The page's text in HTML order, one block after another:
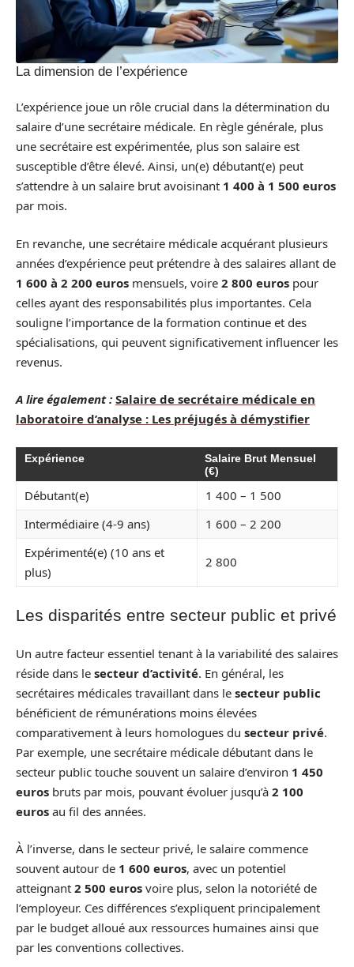
La dimension de l’expérience
L’expérience joue un rôle crucial dans la détermination du
salaire d’une secrétaire médicale. En règle générale, plus
une secrétaire est expérimentée, plus son salaire est
susceptible d’être élevé. Ainsi, un(e) débutant(e) peut
s’attendre à un salaire brut avoisinant 1 400 à 1 500 euros
par mois.
En revanche, une secrétaire médicale acquérant plusieurs
années d’expérience peut prétendre à des salaires allant de
1 600 à 2 200 euros mensuels, voire 2 800 euros pour
celles ayant des responsabilités plus importantes. Cela
souligne l’importance de la formation continue et des
spécialisations, qui peuvent significativement influencer les
revenus.
A lire également : Salaire de secrétaire médicale en
laboratoire d’analyse : Les préjugés à démystifier
Expérience
Salaire Brut Mensuel
(€)
Débutant(e)
1 400 – 1 500
Intermédiaire (4-9 ans)
1 600 – 2 200
Expérimenté(e) (10 ans et
plus)
2 800
Les disparités entre secteur public et privé
Un autre facteur essentiel tenant à la variabilité des salaires
réside dans le secteur d’activité. En général, les
secrétaires médicales travaillant dans le secteur public
bénéficient de rémunérations moins élevées
comparativement à leurs homologues du secteur privé.
Par exemple, une secrétaire médicale débutant dans le
secteur public touche souvent un salaire d’environ 1 450
euros bruts par mois, pouvant évoluer jusqu’à 2 100
euros au fil des années.
À l’inverse, dans le secteur privé, le salaire commence
souvent autour de 1 600 euros, avec un potentiel
atteignant 2 500 euros voire plus, selon la notoriété de
l’employeur. Ces différences s’expliquent principalement
par le budget alloué aux ressources humaines ainsi que
par les conventions collectives.